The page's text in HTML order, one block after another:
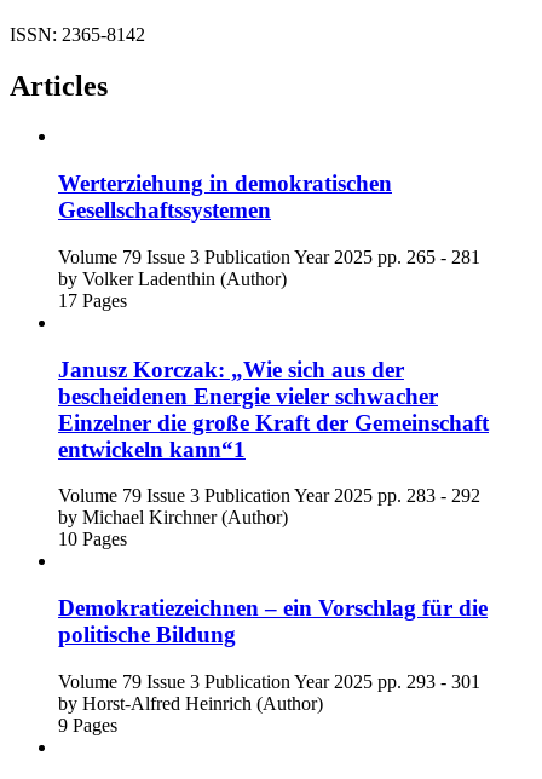
ISSN: 2365-8142
Articles
Werterziehung in demokratischen
Gesellschaftssystemen
Volume 79 Issue 3 Publication Year 2025 pp. 265 - 281
by Volker Ladenthin (Author)
17 Pages
Janusz Korczak: „Wie sich aus der
bescheidenen Energie vieler schwacher
Einzelner die große Kraft der Gemeinschaft
entwickeln kann“1
Volume 79 Issue 3 Publication Year 2025 pp. 283 - 292
by Michael Kirchner (Author)
10 Pages
Demokratiezeichnen – ein Vorschlag für die
politische Bildung
Volume 79 Issue 3 Publication Year 2025 pp. 293 - 301
by Horst-Alfred Heinrich (Author)
9 Pages